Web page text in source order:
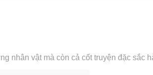
nhân vật mà còn cả cốt truyện đặc